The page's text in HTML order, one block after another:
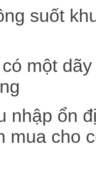
suốt
một
nhập ổn
mua cho